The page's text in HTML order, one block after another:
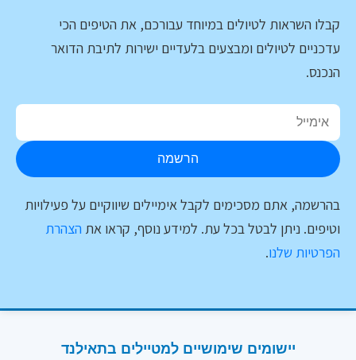
קבלו השראות לטיולים במיוחד עבורכם, את הטיפים הכי
עדכניים לטיולים ומבצעים בלעדיים ישירות לתיבת הדואר
הנכנס.
הרשמה
בהרשמה, אתם מסכימים לקבל אימיילים שיווקיים על פעילויות
וטיפים. ניתן לבטל בכל עת. למידע נוסף, קראו את הצהרת
הפרטיות שלנו.
יישומים שימושיים למטיילים בתאילנד